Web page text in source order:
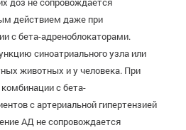
действием даже при
с бета-адреноблокаторами.
синоатриального узла или
животных и у человека. При
с бета-
с артериальной гипертензией
АД не сопровождается